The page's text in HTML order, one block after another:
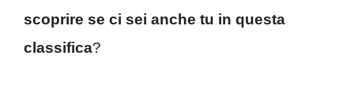
scoprire se ci sei anche tu in questa
classifica?